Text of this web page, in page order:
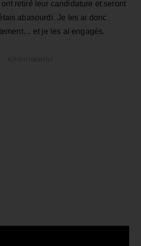
retiré leur candidature et seront
abasourdi. Je les ai donc
et je les ai engagés.